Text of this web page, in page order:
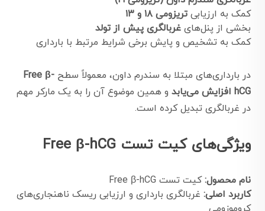
کمک به ارزیابی تریزومی ۱۸ و ۱۳
بخشی از پنل‌های غربالگری پیش از تولد
کمک به تشخیص و پایش برخی شرایط مرتبط با بارداری
در بارداری‌های مبتلا به سندرم داون، معمولاً سطح Free β-
hCG افزایش می‌یابد
و همین موضوع آن را به یک مارکر مهم
در غربالگری تبدیل کرده است.
ویژگی‌های کیت تست Free β-hCG
نام محصول:کیت تست Free β-hCG
کاربرد اصلی: غربالگری بارداری و ارزیابی ریسک ناهنجاری‌های